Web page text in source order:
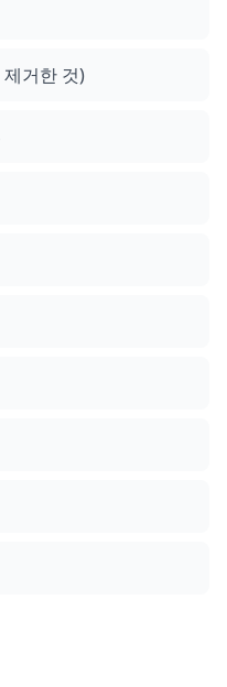
거한 것)